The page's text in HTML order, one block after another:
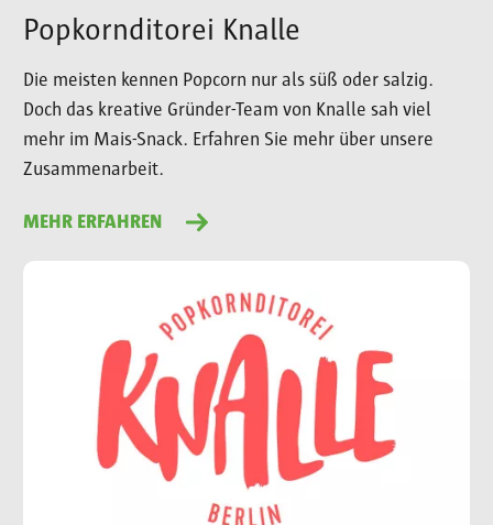
Popkornditorei Knalle
Die meisten kennen Popcorn nur als süß oder salzig.
Doch das kreative Gründer-Team von Knalle sah viel
mehr im Mais-Snack. Erfahren Sie mehr über unsere
Zusammenarbeit.
MEHR ERFAHREN